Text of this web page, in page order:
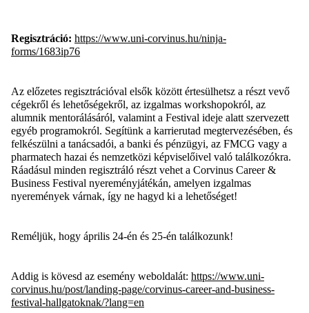
Regisztráció: https://www.uni-corvinus.hu/ninja-
forms/1683ip76
Az előzetes regisztrációval elsők között értesülhetsz a részt vevő
cégekről és lehetőségekről, az izgalmas workshopokról, az
alumnik mentorálásáról, valamint a Festival ideje alatt szervezett
egyéb programokról. Segítünk a karrierutad megtervezésében, és
felkészülni a tanácsadói, a banki és pénzügyi, az FMCG vagy a
pharmatech hazai és nemzetközi képviselőivel való találkozókra.
Ráadásul minden regisztráló részt vehet a Corvinus Career &
Business Festival nyereményjátékán, amelyen izgalmas
nyeremények várnak, így ne hagyd ki a lehetőséget!
Reméljük, hogy április 24-én és 25-én találkozunk!
Addig is kövesd az esemény weboldalát: https://www.uni-
corvinus.hu/post/landing-page/corvinus-career-and-business-
festival-hallgatoknak/?lang=en